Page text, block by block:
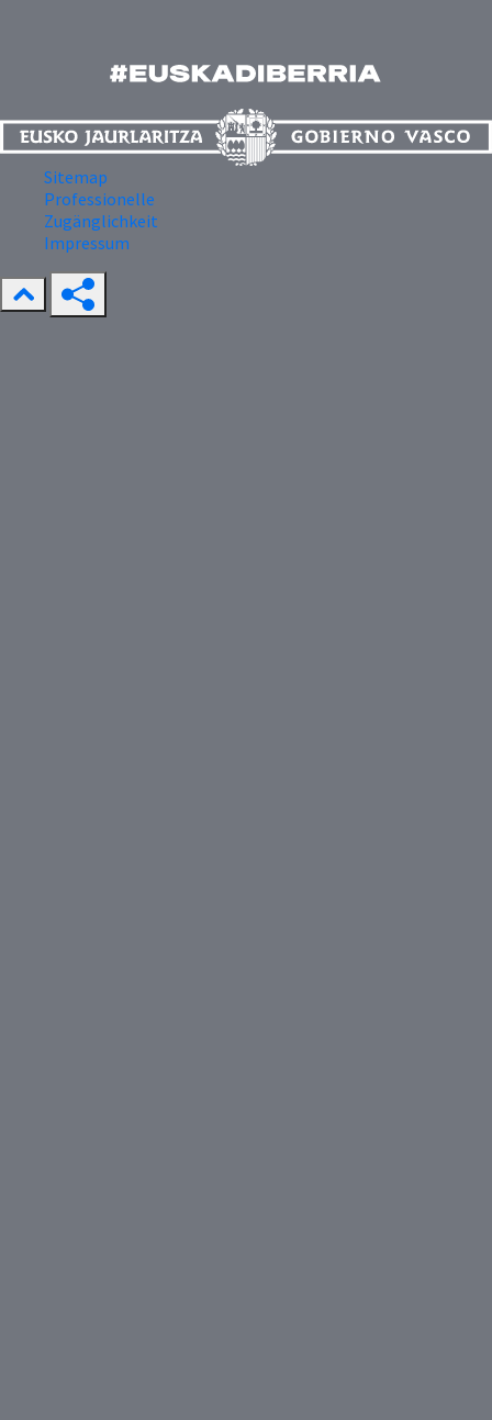
Sitemap
Professionelle
Zugänglichkeit
Impressum